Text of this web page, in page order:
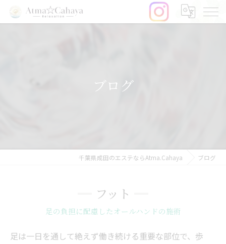
ブログ
千葉県成田のエステならAtma.Cahaya ブログ
フット
足の負担に配慮したオールハンドの施術
足は一日を通して絶えず働き続ける重要な部位で、歩